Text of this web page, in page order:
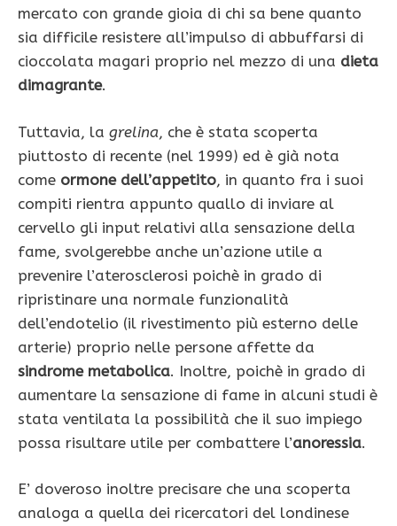
mercato con grande gioia di chi sa bene quanto
sia difficile resistere all’impulso di abbuffarsi di
cioccolata magari proprio nel mezzo di una dieta
dimagrante.
Tuttavia, la grelina, che è stata scoperta
piuttosto di recente (nel 1999) ed è già nota
come ormone dell’appetito, in quanto fra i suoi
compiti rientra appunto quallo di inviare al
cervello gli input relativi alla sensazione della
fame, svolgerebbe anche un’azione utile a
prevenire l’aterosclerosi poichè in grado di
ripristinare una normale funzionalità
dell’endotelio (il rivestimento più esterno delle
arterie) proprio nelle persone affette da
sindrome metabolica. Inoltre, poichè in grado di
aumentare la sensazione di fame in alcuni studi è
stata ventilata la possibilità che il suo impiego
possa risultare utile per combattere l’anoressia.
E’ doveroso inoltre precisare che una scoperta
analoga a quella dei ricercatori del londinese